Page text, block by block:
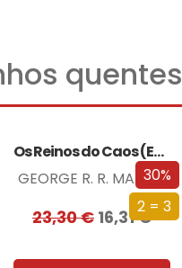
quentes
30%
2 = 3
Os Reinos do Caos (Edição especial limitada)
GEORGE R. R. MARTIN
23,30€ 16,31€